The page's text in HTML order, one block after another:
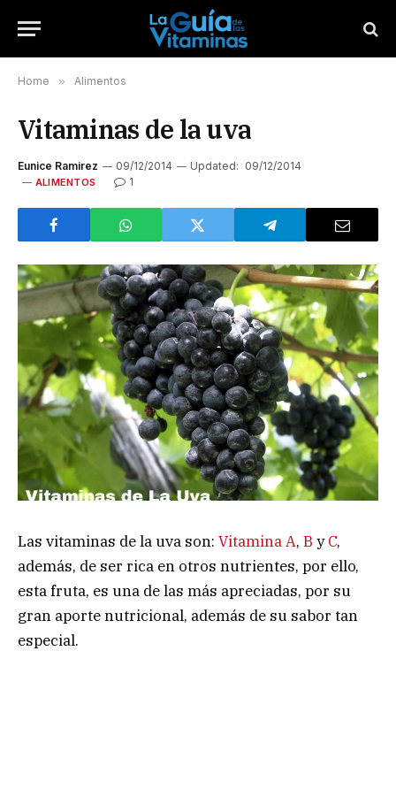
Home » Alimentos
Vitaminas de la uva
Eunice Ramirez 09/12/2014 Updated: 09/12/2014
ALIMENTOS 1
Las vitaminas de la uva son: Vitamina A, B yC,
además, de ser rica en otros nutrientes, por ello,
esta fruta, es una de las más apreciadas, por su
gran aporte nutricional, además de su sabor tan
especial.